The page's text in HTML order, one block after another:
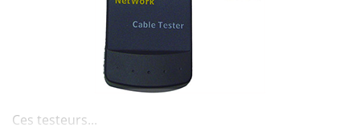
Ces testeurs...